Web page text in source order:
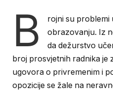
B
rojni su problemi
obrazovanju. Iz
da dežurstvo
broj prosvjetnih radnika je
ugovora o privremenim i
opozicije se žale na